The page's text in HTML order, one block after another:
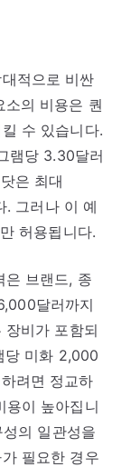
적으로 비싼
소의 비용은 퀀
수 있습니다.
램당 3.30달러
은 최대
. 그러나 이 예
허용됩니다.
은 브랜드, 종
달러까지
장비가 포함되
당 미화 2,000
려면 정교하
용이 높아집니
의 일관성을
필요한 경우